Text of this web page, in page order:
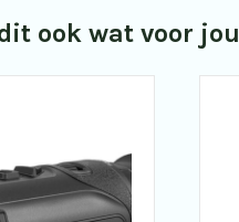
ook wat voor jou